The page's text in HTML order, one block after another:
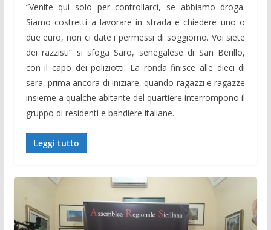
“Venite qui solo per controllarci, se abbiamo droga.
Siamo costretti a lavorare in strada e chiedere uno o
due euro, non ci date i permessi di soggiorno. Voi siete
dei razzisti” si sfoga Saro, senegalese di San Berillo,
con il capo dei poliziotti. La ronda finisce alle dieci di
sera, prima ancora di iniziare, quando ragazzi e ragazze
insieme a qualche abitante del quartiere interrompono il
gruppo di residenti e bandiere italiane.
Leggi tutto